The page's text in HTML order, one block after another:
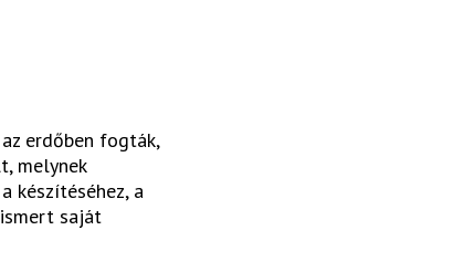
erdőben fogták,
melynek
készítéséhez, a
saját